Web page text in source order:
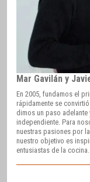
Mar Gavilán y
En 2005, fundamos el
rápidamente se
dimos un paso adelante
independiente. Para
nuestras pasiones por
nuestro objetivo es
entusiastas de la cocina.